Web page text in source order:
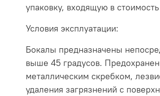
упаковку, входящую в
Условия эксплуатации:
Бокалы предназначены
выше 45 градусов.
металлическим скребком,
удаления загрязнений с